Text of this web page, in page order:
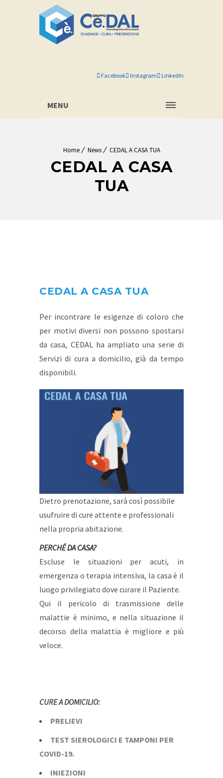
Facebook Instagram LinkedIn
MENU
Home News CEDAL A CASA TUA
CEDAL A CASA
TUA
CEDAL A CASA TUA
Per incontrare le esigenze di coloro che
per motivi diversi non possono spostarsi
da casa, CEDAL ha ampliato una serie di
Servizi di cura a domicilio, già da tempo
disponibili.
Dietro prenotazione, sarà così possibile
usufruire di cure attente e professionali
nella propria abitazione.
PERCHÉ DA CASA?
Escluse le situazioni per acuti, in
emergenza o terapia intensiva, la casa è il
luogo privilegiato dove curare il Paziente.
Qui il pericolo di trasmissione delle
malattie è minimo, e nella situazione il
decorso della malattia è migliore e più
veloce.
CURE A DOMICILIO:
PRELIEVI
TEST SIEROLOGICI E TAMPONI PER
COVID-19.
INIEZIONI